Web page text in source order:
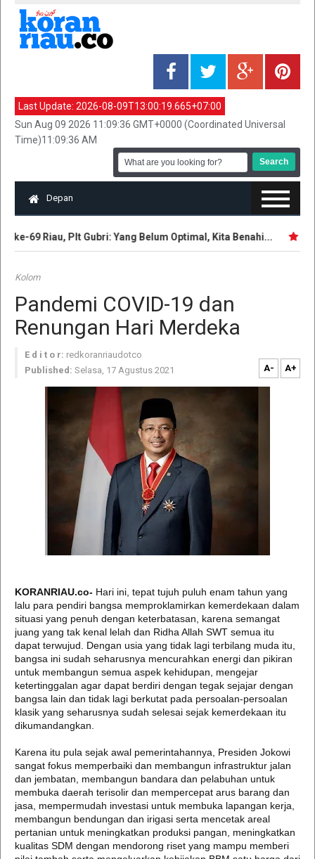
Last Update: 2026-08-09T13:00:19.665+07:00
Sun Aug 09 2026 11:09:36 GMT+0000 (Coordinated Universal
Time)11:09:36 AM
Depan
69 Riau, Plt Gubri: Yang Belum Optimal, Kita Benahi...
Kolom
Pandemi COVID-19 dan
Renungan Hari Merdeka
E d i t o r: redkoranriaudotco
Published: Selasa, 17 Agustus 2021 A- A+
KORANRIAU.co- Hari ini, tepat tujuh puluh enam tahun yang
lalu para pendiri bangsa memproklamirkan kemerdekaan dalam
situasi yang penuh dengan keterbatasan, karena semangat
juang yang tak kenal lelah dan Ridha Allah SWT semua itu
dapat terwujud. Dengan usia yang tidak lagi terbilang muda itu,
bangsa ini sudah seharusnya mencurahkan energi dan pikiran
untuk membangun semua aspek kehidupan, mengejar
ketertinggalan agar dapat berdiri dengan tegak sejajar dengan
bangsa lain dan tidak lagi berkutat pada persoalan-persoalan
klasik yang seharusnya sudah selesai sejak kemerdekaan itu
dikumandangkan.
Karena itu pula sejak awal pemerintahannya, Presiden Jokowi
sangat fokus memperbaiki dan membangun infrastruktur jalan
dan jembatan, membangun bandara dan pelabuhan untuk
membuka daerah terisolir dan mempercepat arus barang dan
jasa, mempermudah investasi untuk membuka lapangan kerja,
membangun bendungan dan irigasi serta mencetak areal
pertanian untuk meningkatkan produksi pangan, meningkatkan
kualitas SDM dengan mendorong riset yang mampu memberi